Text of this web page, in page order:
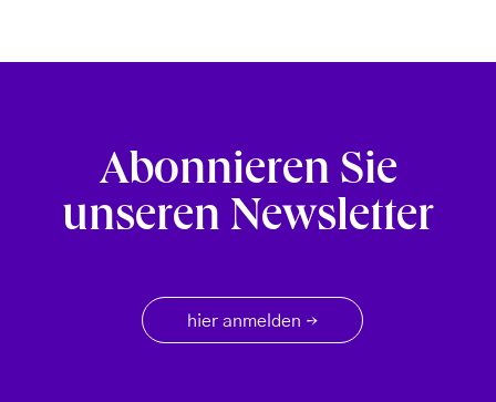
Abonnieren Sie
unseren Newsletter
hier anmelden →